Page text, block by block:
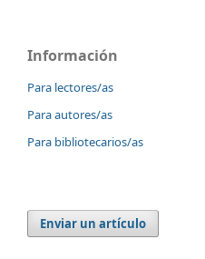
Información
Para lectores/as
Para autores/as
Para bibliotecarios/as
Enviar un artículo